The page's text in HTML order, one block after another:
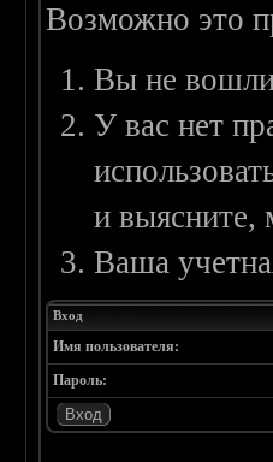
Возможно это
Вы не вошли
У вас нет
и выясните,
Ваша
Вход
Имя пользователя:
Пароль: